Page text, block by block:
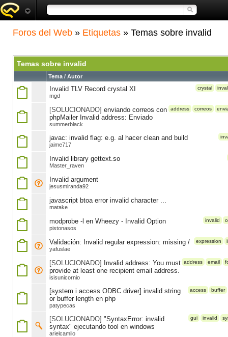
Foros del Web » Etiquetas » Temas sobre invalid
Temas sobre invalid
Tema / Autor
crystal
Invalid TLV Record crystal XI
mgd
address correos
[SOLUCIONADO] enviando correos con
phpMailer Invalid address: Enviado
summerblack
javac: invalid flag: e.g. al hacer clean and build
jaime717
Invalid library gettext.so
Master_raven
Invalid argument
jesusmiranda92
javascript btoa error invalid character ...
matake
invalid
modprobe -l en Wheezy - Invalid Option
pistonasos
expression
Validación: Invalid regular expression: missing /
yafuslae
address email
[SOLUCIONADO]
Invalid address: You must
provide at least one recipient email address.
isisunicornio
access buffer
[system i access ODBC driver] invalid string
or buffer length en php
patypecas
gui invalid
[SOLUCIONADO] "SyntaxError: invalid
syntax" ejecutando tool en windows
arielcamilo